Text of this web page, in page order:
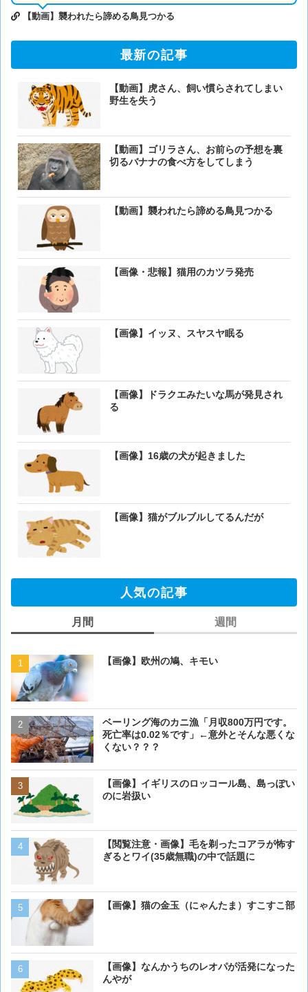
【動画】襲われたら諦める鳥見つかる
最新の記事
【動画】虎さん、飼い慣らされてしまい
野生を失う
【動画】ゴリラさん、お前らの予想を裏
切るバナナの食べ方をしてしまう
【動画】襲われたら諦める鳥見つかる
【画像・悲報】猫用のカツラ発売
【画像】イッヌ、スヤスヤ眠る
【画像】ドラクエみたいな馬が発見され
る
【画像】16歳の犬が起きました
【画像】猫がブルブルしてるんだが
人気の記事
月間
【画像】欧州の鳩、キモい
ベーリング海のカニ漁「月収800万円です。
死亡率は0.02％です」←意外とそんな悪くな
くない？？？
【画像】イギリスのロッコール島、島っぽい
のに岩扱い
【閲覧注意・画像】毛を剃ったコアラが怖す
ぎるとワイ(35歳無職)の中で話題に
【画像】猫の金玉（にゃんたま）すこすこ部
【画像】なんかうちのレオパが活発になった
んやが
週間
【画像】欧州の鳩、キモい
【閲覧注意・画像】毛を剃
ぎるとワイ(35歳無職)の中
【画像】イギリスのロッコ
【画像】16歳の犬が起きま
【画像】 アメリカのケー
【画像】猫が抱きついてく